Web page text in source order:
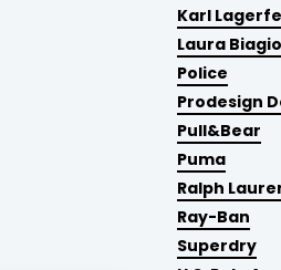
Karl
Laura
Police
Prodesign
Pull&Bear
Puma
Ralph
Ray-Ban
Superdry